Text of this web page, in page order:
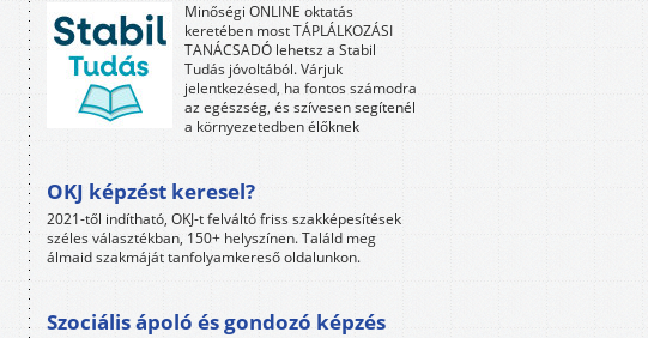
Minőségi ONLINE oktatás
keretében most TÁPLÁLKOZÁSI
TANÁCSADÓ lehetsz a Stabil
Tudás jóvoltából. Várjuk
jelentkezésed, ha fontos számodra
az egészség, és szívesen segítenél
a környezetedben élőknek
OKJ képzést keresel?
2021-től indítható, OKJ-t felváltó friss szakképesítések
széles választékban, 150+ helyszínen. Találd meg
álmaid szakmáját tanfolyamkereső oldalunkon.
Szociális ápoló és gondozó képzés